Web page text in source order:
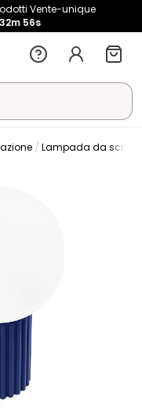
Vente-unique
32m 55s
Lampada da